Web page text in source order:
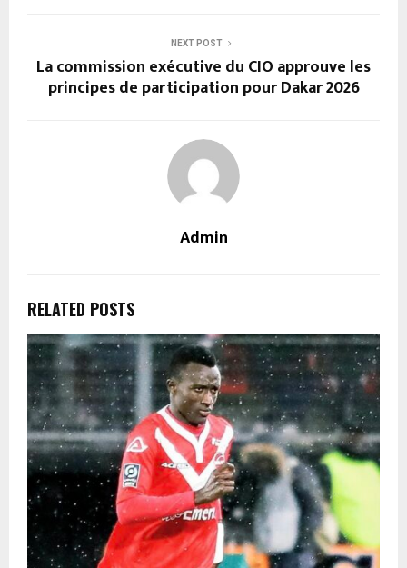
NEXT POST
La commission exécutive du CIO approuve les
principes de participation pour Dakar 2026
Admin
RELATED POSTS